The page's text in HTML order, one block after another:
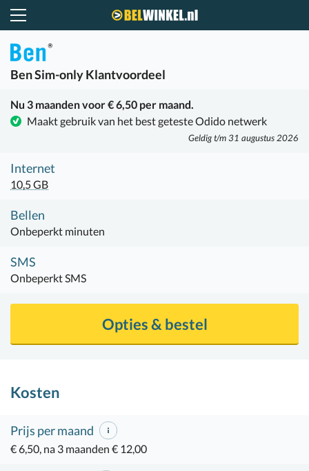
BenSim-only Klantvoordeel
Nu 3 maanden voor € 6,50 per maand.
Maakt gebruik van het best geteste Odido netwerk
Geldig t/m 31 augustus 2026
Internet
10,5 GB
Bellen
Onbeperkt minuten
SMS
Onbeperkt SMS
Opties & bestel
Kosten
Prijs per maand
€ 6,50, na 3 maanden € 12,00